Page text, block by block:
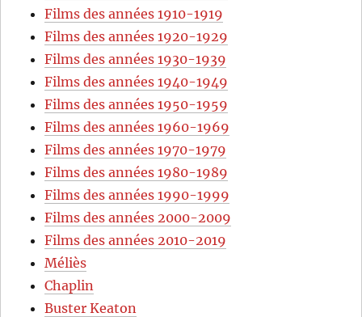
Films des années 1910-1919
Films des années 1920-1929
Films des années 1930-1939
Films des années 1940-1949
Films des années 1950-1959
Films des années 1960-1969
Films des années 1970-1979
Films des années 1980-1989
Films des années 1990-1999
Films des années 2000-2009
Films des années 2010-2019
Méliès
Chaplin
Buster Keaton